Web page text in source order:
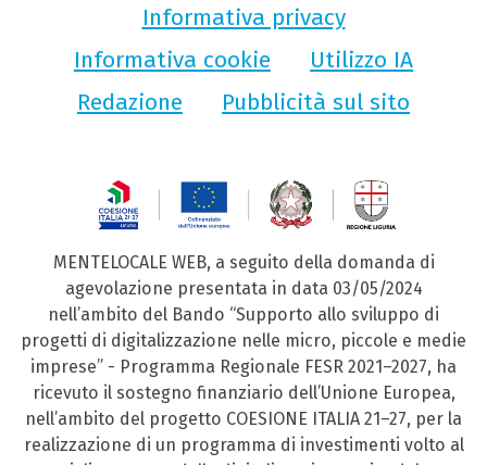
Informativa privacy
Informativa cookie
Utilizzo IA
Redazione
Pubblicità sul sito
MENTELOCALE WEB, a seguito della domanda di
agevolazione presentata in data 03/05/2024
nell’ambito del Bando “Supporto allo sviluppo di
progetti di digitalizzazione nelle micro, piccole e medie
imprese” - Programma Regionale FESR 2021–2027, ha
ricevuto il sostegno finanziario dell’Unione Europea,
nell’ambito del progetto COESIONE ITALIA 21–27, per la
realizzazione di un programma di investimenti volto al